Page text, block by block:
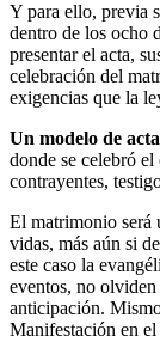
Y para ello, previa
dentro de los ocho
presentar el acta,
celebración del
exigencias que la
Un modelo de
donde se celebró
contrayentes,
El matrimonio será
vidas, más aún si
este caso la
eventos, no olviden
anticipación.
Manifestación en